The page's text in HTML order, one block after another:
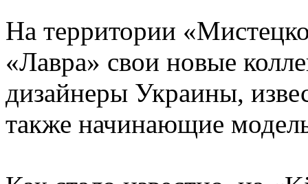
На территории
«Лавра» свои новые
дизайнеры Украины,
также начинающие